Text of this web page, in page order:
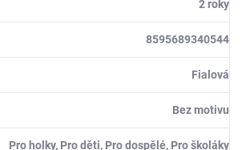
2 roky
8595689340544
Fialová
Bez motivu
Pro holky, Pro děti, Pro dospělé, Pro školáky